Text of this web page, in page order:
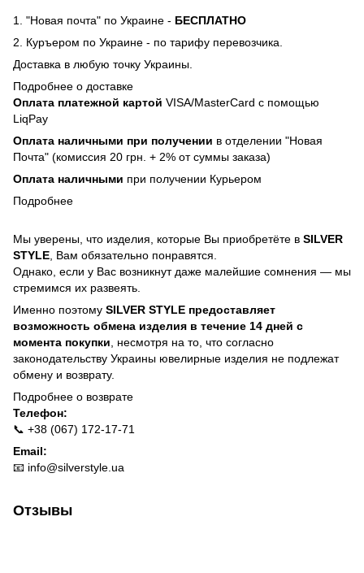
1. "Новая почта" по Украине - БЕСПЛАТНО
2. Куръером по Украине - по тарифу перевозчика.
Доставка в любую точку Украины.
Подробнее о доставке
Оплата платежной картой VISA/MasterCard с помощью
LiqPay
Оплата наличными при получении в отделении "Новая
Почта" (комиссия 20 грн. + 2% от суммы заказа)
Оплата наличными при получении Курьером
Подробнее
Мы уверены, что изделия, которые Вы приобретёте в SILVER
STYLE , Вам обязательно понравятся.
Однако, если у Вас возникнут даже малейшие сомнения — мы
стремимся их развеять.
Именно поэтому SILVER STYLE предоставляет
возможность обмена изделия в течение 14 дней с
момента покупки , несмотря на то, что согласно
законодательству Украины ювелирные изделия не подлежат
обмену и возврату.
Подробнее о возврате
Телефон:
📞 +38 (067) 172-17-71
Email:
📧 info@silverstyle.ua
Отзывы